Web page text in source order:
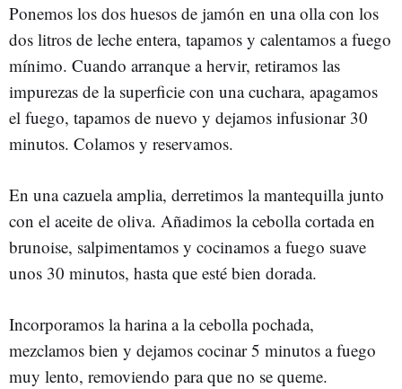
Ponemos los dos huesos de jamón en una olla con los
dos litros de leche entera, tapamos y calentamos a fuego
mínimo. Cuando arranque a hervir, retiramos las
impurezas de la superficie con una cuchara, apagamos
el fuego, tapamos de nuevo y dejamos infusionar 30
minutos. Colamos y reservamos.
En una cazuela amplia, derretimos la mantequilla junto
con el aceite de oliva. Añadimos la cebolla cortada en
brunoise, salpimentamos y cocinamos a fuego suave
unos 30 minutos, hasta que esté bien dorada.
Incorporamos la harina a la cebolla pochada,
mezclamos bien y dejamos cocinar 5 minutos a fuego
muy lento, removiendo para que no se queme.